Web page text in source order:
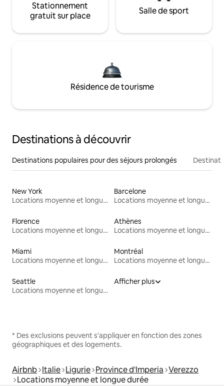
Stationnement
gratuit sur place
Salle de sport
Résidence de tourisme
Destinations à découvrir
Destinations populaires pour des séjours prolongés
New York
Locations moyenne et longue durée
Barcelone
Locations moyenne et longue durée
Florence
Locations moyenne et longue durée
Athènes
Locations moyenne et longue durée
Miami
Locations moyenne et longue durée
Montréal
Locations moyenne et longue durée
Seattle
Locations moyenne et longue durée
Afficher plus
* Des exclusions peuvent s'appliquer en fonction des zones
géographiques et des logements.
Airbnb Italie Ligurie Province d'Imperia Verezzo
Locations moyenne et longue durée